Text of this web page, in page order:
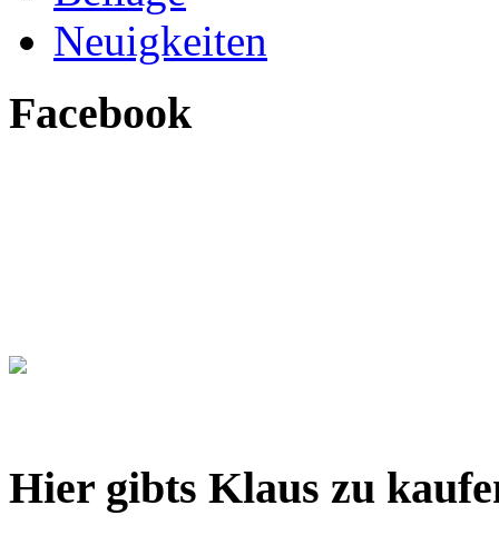
Neuigkeiten
Facebook
Hier gibts Klaus zu